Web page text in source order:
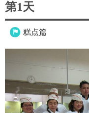
第1天
 糕点篇